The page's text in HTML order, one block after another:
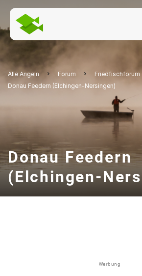
Alle Angeln Forum
Friedfischforum
Donau Feedern (Elchingen-Nersingen)
Donau Feedern
(Elchingen-
Werbung